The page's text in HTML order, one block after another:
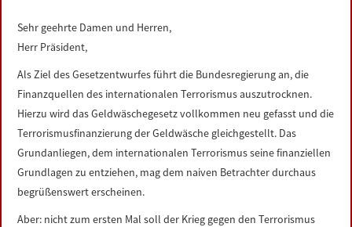
DATENSCHUTZERKLÄRUNG
Sehr geehrte Damen und Herren,
Herr Präsident,
Als Ziel des Gesetzentwurfes führt die Bundesregierung an, die
Finanzquellen des internationalen Terrorismus auszutrocknen.
Hierzu wird das Geldwäschegesetz vollkommen neu gefasst und die
Terrorismusfinanzierung der Geldwäsche gleichgestellt. Das
Grundanliegen, dem internationalen Terrorismus seine finanziellen
Grundlagen zu entziehen, mag dem naiven Betrachter durchaus
begrüßenswert erscheinen.
Aber: nicht zum ersten Mal soll der Krieg gegen den Terrorismus